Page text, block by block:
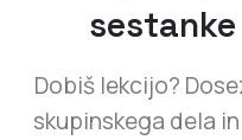
Dobiš lekcijo?
skupinskega dela